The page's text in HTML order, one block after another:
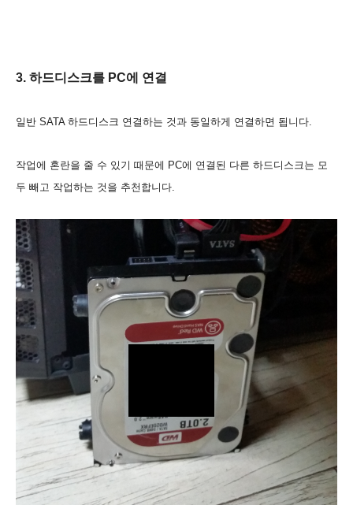
3. 하드디스크를 PC에 연결
일반 SATA 하드디스크 연결하는 것과 동일하게 연결하면 됩니다.
작업에 혼란을 줄 수 있기 때문에 PC에 연결된 다른 하드디스크는 모
두 빼고 작업하는 것을 추천합니다.